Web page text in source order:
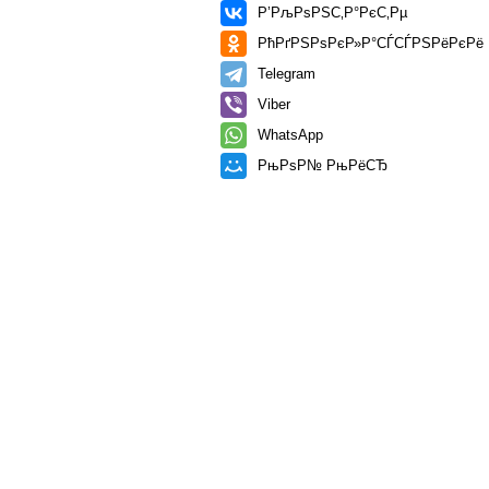
Р’РљРѕРЅС‚Р°РєС‚Рµ
РћРґРЅРѕРєР»Р°СЃСЃРЅРёРєРё
Telegram
Viber
WhatsApp
РњРѕР№ РњРёСЂ